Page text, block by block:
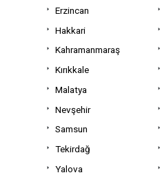
Erzincan
Hakkari
Kahramanmaraş
Kırıkkale
Malatya
Nevşehir
Samsun
Tekirdağ
Yalova